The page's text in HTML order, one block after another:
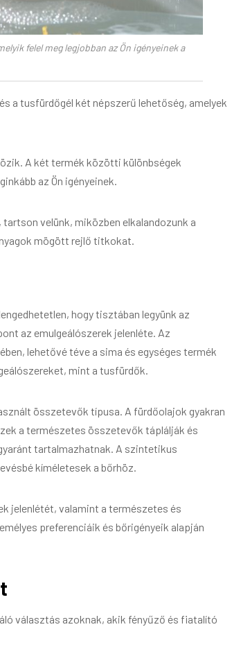
felel meg legjobban az Ön igényeinek a
a tusfürdőgél két népszerű lehetőség, amelyek
A két termék közötti különbségek
az Ön igényeinek.
velünk, miközben elkalandozunk a
mögött rejlő titkokat.
hogy tisztában legyünk az
az emulgeálószerek jelenléte. Az
lehetővé téve a sima és egységes termék
mint a tusfürdők.
összetevők típusa. A fürdőolajok gyakran
a természetes összetevők táplálják és
tartalmazhatnak. A szintetikus
kíméletesek a bőrhöz.
jelenlétét, valamint a természetes és
preferenciáik és bőrigényeik alapján
választás azoknak, akik fényűző és fiatalító